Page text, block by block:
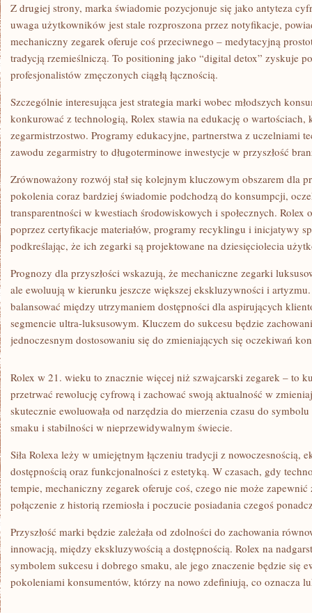
Z drugiej strony, marka świadomie pozycjonuje się jako antyteza
uwaga użytkowników jest stale rozproszona przez notyfikacje,
mechaniczny zegarek oferuje coś przeciwnego – medytacyjną
tradycją rzemieślniczą. To positioning jako “digital detox” zyskuje
profesjonalistów zmęczonych ciągłą łącznością.
Szczególnie interesująca jest strategia marki wobec młodszych
konkurować z technologią, Rolex stawia na edukację o wartościach,
zegarmistrzostwo. Programy edukacyjne, partnerstwa z uczelniami
zawodu zegarmistry to długoterminowe inwestycje w przyszłość
Zrównoważony rozwój stał się kolejnym kluczowym obszarem dla
pokolenia coraz bardziej świadomie podchodzą do konsumpcji,
transparentności w kwestiach środowiskowych i społecznych. Rolex
poprzez certyfikacje materiałów, programy recyklingu i inicjatywy
podkreślając, że ich zegarki są projektowane na dziesięciolecia
Prognozy dla przyszłości wskazują, że mechaniczne zegarki
ale ewoluują w kierunku jeszcze większej ekskluzywności i artyzmu.
balansować między utrzymaniem dostępności dla aspirujących
segmencie ultra-luksusowym. Kluczem do sukcesu będzie
jednoczesnym dostosowaniu się do zmieniających się oczekiwań
Rolex w 21. wieku to znacznie więcej niż szwajcarski zegarek – to
przetrwać rewolucję cyfrową i zachować swoją aktualność w
skutecznie ewoluowała od narzędzia do mierzenia czasu do
smaku i stabilności w nieprzewidywalnym świecie.
Siła Rolexa leży w umiejętnym łączeniu tradycji z nowoczesnością,
dostępnością oraz funkcjonalności z estetyką. W czasach, gdy
tempie, mechaniczny zegarek oferuje coś, czego nie może
połączenie z historią rzemiosła i poczucie posiadania czegoś
Przyszłość marki będzie zależała od zdolności do zachowania
innowacją, między ekskluzywością a dostępnością. Rolex na
symbolem sukcesu i dobrego smaku, ale jego znaczenie będzie się
pokoleniami konsumentów, którzy na nowo zdefiniują, co oznacza